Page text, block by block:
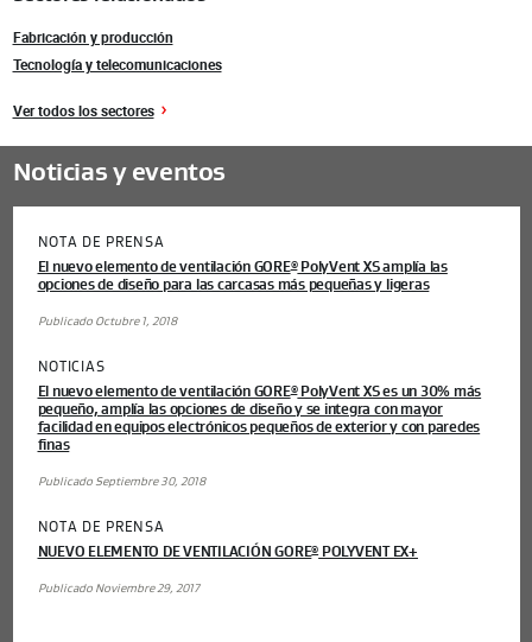
Fabricación y producción
Tecnología y telecomunicaciones
Ver todos los sectores
Noticias y eventos
NOTA DE PRENSA
El nuevo elemento de ventilación GORE®PolyVent XS amplía las
opciones de diseño para las carcasas más pequeñas y ligeras
Publicado Octubre 1, 2018
NOTICIAS
El nuevo elemento de ventilación GORE®PolyVent XS es un 30% más
pequeño, amplía las opciones de diseño y se integra con mayor
facilidad en equipos electrónicos pequeños de exterior y con paredes
finas
Publicado Septiembre 30, 2018
NOTA DE PRENSA
NUEVO ELEMENTO DE VENTILACIÓN GORE®POLYVENT EX+
Publicado Noviembre 29, 2017